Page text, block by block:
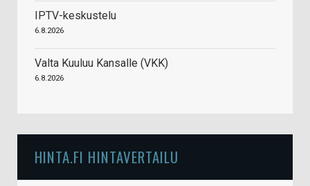
IPTV-keskustelu
6.8.2026
Valta Kuuluu Kansalle (VKK)
6.8.2026
HINTA.FI HINTAVERTAILU